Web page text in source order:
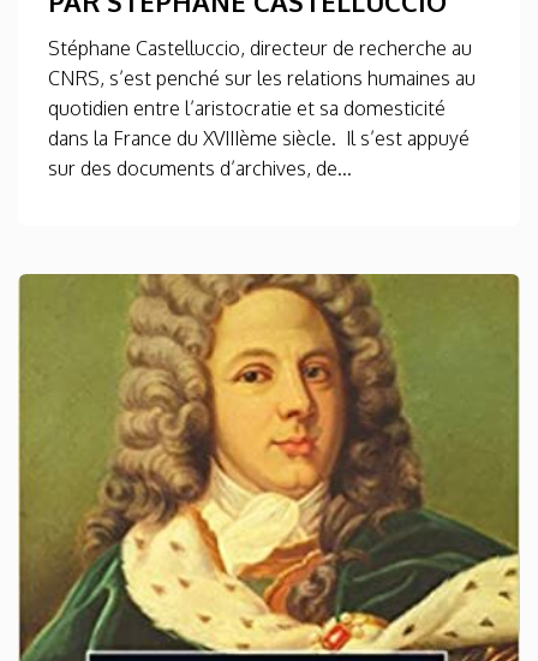
Stéphane Castelluccio, directeur de recherche au
CNRS, s’est penché sur les relations humaines au
quotidien entre l’aristocratie et sa domesticité
dans la France du XVIIIème siècle. Il s’est appuyé
sur des documents d’archives, de...